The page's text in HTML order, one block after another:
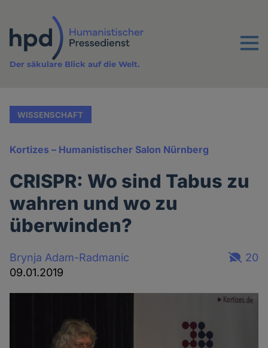
Inhalt
Menu
Der säkulare Blick auf die Welt.
WISSENSCHAFT
Kortizes – Humanistischer Salon Nürnberg
CRISPR: Wo sind Tabus zu
wahren und wo zu
überwinden?
Brynja Adam-Radmanic
09.01.2019
20